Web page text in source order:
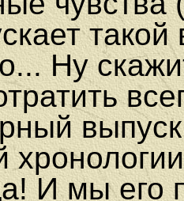
такой
Ну
И мы его